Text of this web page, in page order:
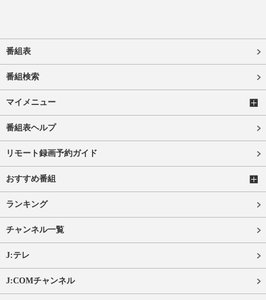
番組表
番組検索
マイメニュー
番組表ヘルプ
リモート録画予約ガイド
おすすめ番組
ランキング
チャンネル一覧
J:テレ
J:COMチャンネル